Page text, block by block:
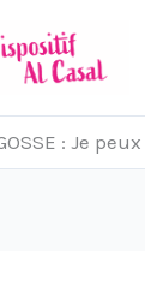
: Je